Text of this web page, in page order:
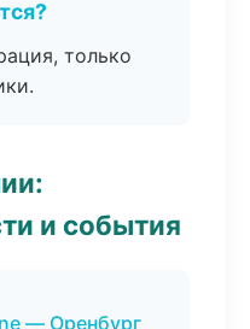
только
и события
— Оренбург